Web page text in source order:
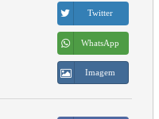
Twitter
WhatsApp
Imagem